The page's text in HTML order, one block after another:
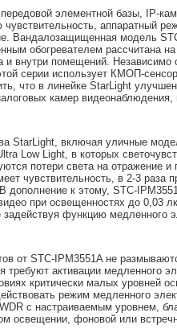
элементной базы, IP-
аппаратный
Вандалозащищенная модель
обогревателем рассчитана
и внутри помещений.
серии использует КМОП-
что в линейке StarLight
камер
StarLight, включая уличные
Low Light, в которых
потери света на отражение
чувствительность, в 2-3 раза
к этому, STC-
при освещенностях до 0,03
функцию медленного
от STC-IPM3551A не
активации медленного
критически малых уровней
режим медленного
с настраиваемым уровнем,
освещении, фоновой или